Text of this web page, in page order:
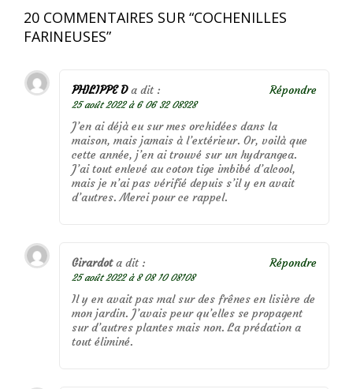
20 COMMENTAIRES SUR “COCHENILLES
FARINEUSES”
PHILIPPE D a dit :
25 août 2022 à 6 06 32 08328
J’en ai déjà eu sur mes orchidées dans la
maison, mais jamais à l’extérieur. Or, voilà que
cette année, j’en ai trouvé sur un hydrangea.
J’ai tout enlevé au coton tige imbibé d’alcool,
mais je n’ai pas vérifié depuis s’il y en avait
d’autres. Merci pour ce rappel.
Répondre
Girardot a dit :
25 août 2022 à 8 08 10 08108
Il y en avait pas mal sur des frênes en lisière de
mon jardin. J’avais peur qu’elles se propagent
sur d’autres plantes mais non. La prédation a
tout éliminé.
Répondre